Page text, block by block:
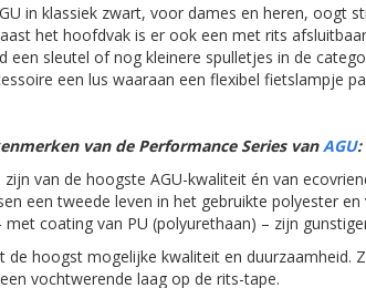
in klassiek zwart, voor dames en heren, oogt
het hoofdvak is er ook een met rits
een sleutel of nog kleinere spulletjes in de
een lus waaraan een flexibel fietslampje
van de Performance Series vanAGU:
van de hoogste AGU-kwaliteit én van
een tweede leven in het gebruikte polyester
met coating van PU (polyurethaan) – zijn
de hoogst mogelijke kwaliteit en duurzaamheid.
vochtwerende laag op de rits-tape.